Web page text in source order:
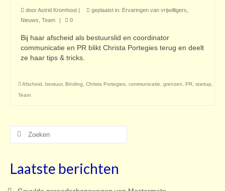
doorAstrid Kromhout | geplaatst in: Ervaringen van vrijwilligers
Nieuws Team | 0
Bij haar afscheid als bestuurslid en coordinator
communicatie en PR blikt Christa Portegies terug en deelt
ze haar tips & tricks.
Afscheid bestuur, Binding Christa Portegies communicatie grenzen PR startup
Team
Zoeken
Laatste berichten